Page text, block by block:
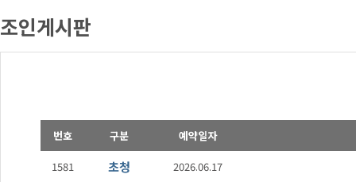
조인게시판
번호 구분 예약일자
1581 초청 2026.06.17